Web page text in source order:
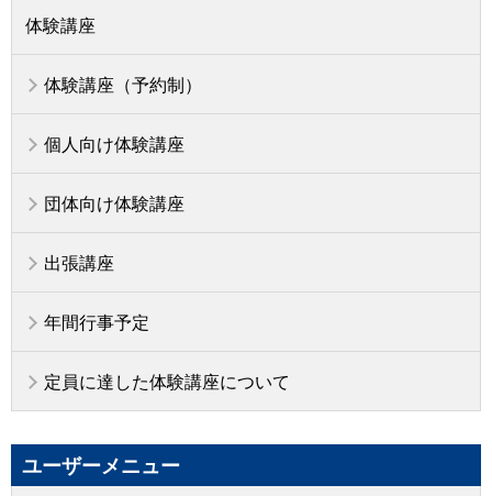
体験講座
体験講座（予約制）
個人向け体験講座
団体向け体験講座
出張講座
年間行事予定
定員に達した体験講座について
ユーザーメニュー